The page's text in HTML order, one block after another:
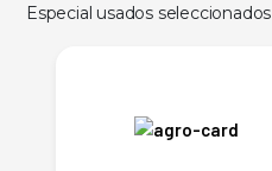
Especial usados seleccionados